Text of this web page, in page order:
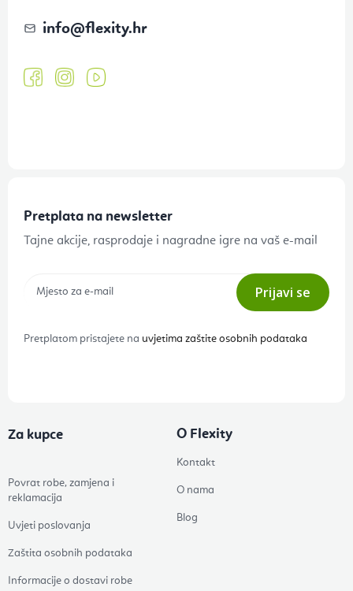
info@flexity.hr
Pretplata na newsletter
Tajne akcije, rasprodaje i nagradne igre na vaš e-mail
Prijavi se
Pretplatom pristajete na uvjetima zaštite osobnih podataka
Za kupce
Povrat robe, zamjena i
reklamacija
Uvjeti poslovanja
Zaštita osobnih podataka
Informacije o dostavi robe
O Flexity
Kontakt
O nama
Blog